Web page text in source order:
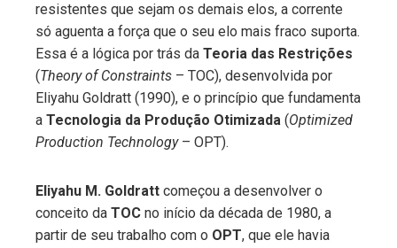
resistentes que sejam os demais elos, a corrente
só aguenta a força que o seu elo mais fraco suporta.
Essa é a lógica por trás da Teoria das Restrições
(Theory of Constraints – TOC), desenvolvida por
Eliyahu Goldratt (1990), e o princípio que fundamenta
a Tecnologia da Produção Otimizada (Optimized
Production Technology– OPT).
Eliyahu M. Goldratt começou a desenvolver o
conceito da TOC no início da década de 1980, a
partir de seu trabalho com o OPT, que ele havia